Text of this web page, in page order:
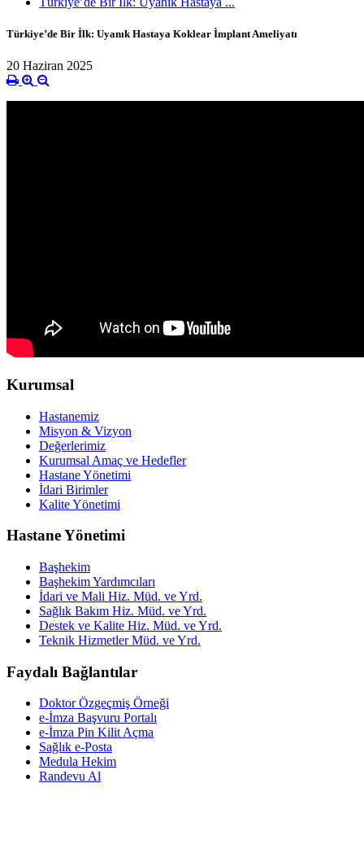
Türkiye’de Bir İlk: Uyanık Hastaya Koklear İmplant Ameliyatı
20 Haziran 2025
Kurumsal
Hastanemiz
Misyon & Vizyon
Değerlerimiz
Kurumsal Amaç ve Hedefler
Hastane Yönetimi
İdari Birimler
Kalite Yönetimi
Hastane Yönetimi
Başhekim
Başhekim Yardımcıları
İdari ve Mali Hiz. Müd. ve Yrd.
Sağlık Bakım Hiz. Müd. ve Yrd.
Destek ve Kalite Hiz. Müd. ve Yrd.
Teknik Hizmetler Müd. ve Yrd.
Faydalı Bağlantılar
Doktor Özgeçmiş Örneği
e-İmza Başvuru Portalı
e-İmza Pin Kilit Açma
Sağlık e-Posta
Medula Hekim
Randevu Al